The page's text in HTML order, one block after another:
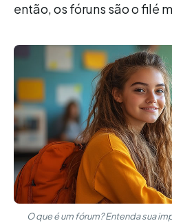
então, os fóruns são o filé
O que é um fórum? Entenda sua